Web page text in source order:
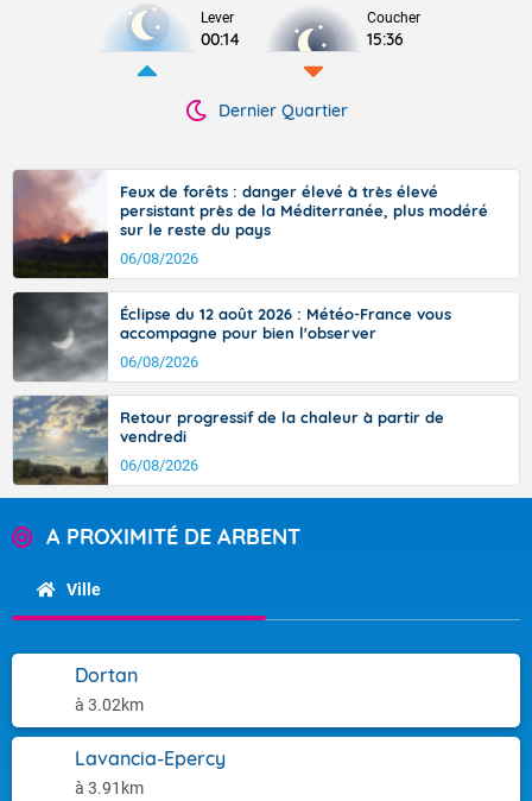
Lever
00:14
Coucher
15:36
Dernier Quartier
Feux de forêts : danger élevé à très élevé
persistant près de la Méditerranée, plus modéré
sur le reste du pays
06/08/2026
Éclipse du 12 août 2026 : Météo-France vous
accompagne pour bien l'observer
06/08/2026
Retour progressif de la chaleur à partir de
vendredi
06/08/2026
A PROXIMITÉ DE ARBENT
Ville
Dortan
à 3.02km
Lavancia-Epercy
à 3.91km